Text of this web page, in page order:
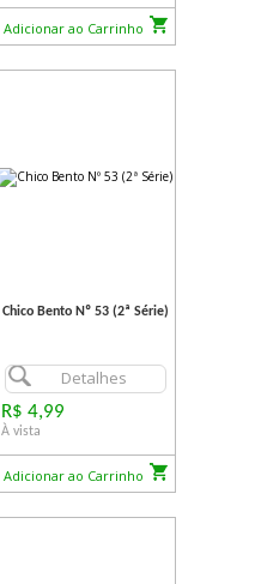
Adicionar ao Carrinho
Chico Bento Nº 53 (2ª Série)
Detalhes
R$ 4,99
À vista
Adicionar ao Carrinho